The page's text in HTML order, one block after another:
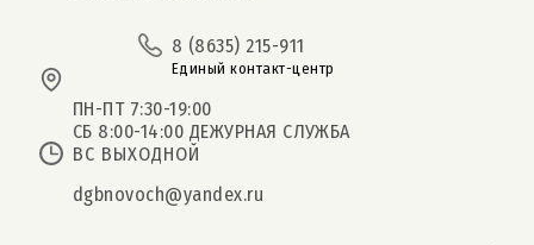
8 (8635) 215-911
Единый контакт-центр
ПН-ПТ 7:30-19:00
СБ 8:00-14:00 ДЕЖУРНАЯ СЛУЖБА
ВС ВЫХОДНОЙ
dgbnovoch@yandex.ru